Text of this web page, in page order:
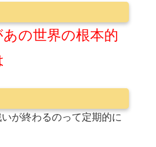
の世界の根本的
が終わるのって定期的に